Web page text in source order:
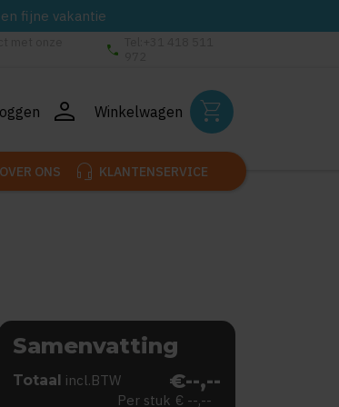
fijne vakantie
phone
person Winkelwagen shopping_cart
OVER ONS headset_mic KLANTENSERVICE
Samenvatting
Totaal incl.BTW €--,--
Per stuk € --,--